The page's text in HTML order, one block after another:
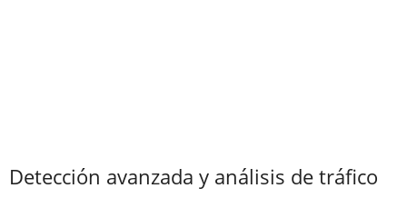
Detección avanzada y análisis de tráfico